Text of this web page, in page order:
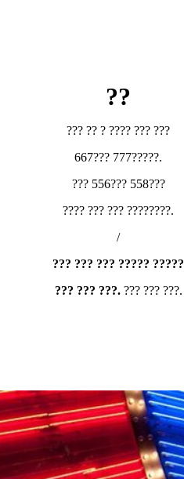
??
??? ?? ? ???? ??? ???
667??? 777?????.
??? 556??? 558???
???? ??? ??? ????????.
/
??? ??? ??? ????? ?????
??? ??? ???.??? ??? ???.